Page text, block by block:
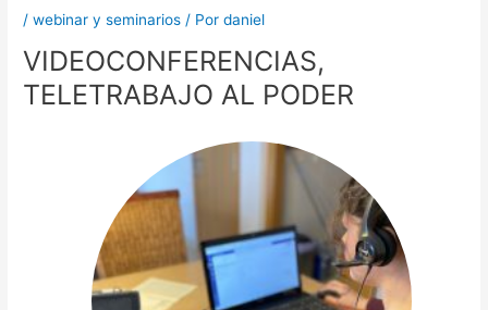
/webinar y seminarios / Pordaniel
VIDEOCONFERENCIAS,
TELETRABAJO AL PODER